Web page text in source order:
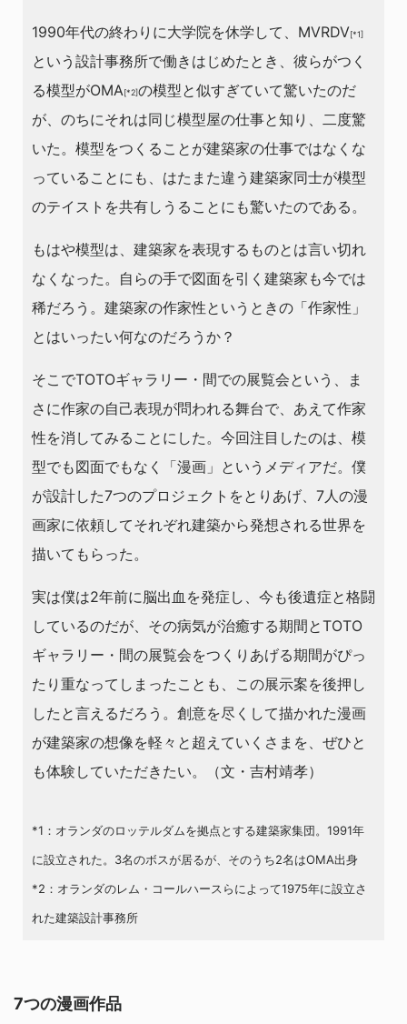
1990年代の終わりに大学院を休学して、MVRDV[*1]
という設計事務所で働きはじめたとき、彼らがつく
る模型がOMA[*2]の模型と似すぎていて驚いたのだ
が、のちにそれは同じ模型屋の仕事と知り、二度驚
いた。模型をつくることが建築家の仕事ではなくな
っていることにも、はたまた違う建築家同士が模型
のテイストを共有しうることにも驚いたのである。
もはや模型は、建築家を表現するものとは言い切れ
なくなった。自らの手で図面を引く建築家も今では
稀だろう。建築家の作家性というときの「作家性」
とはいったい何なのだろうか？
そこでTOTOギャラリー・間での展覧会という、ま
さに作家の自己表現が問われる舞台で、あえて作家
性を消してみることにした。今回注目したのは、模
型でも図面でもなく「漫画」というメディアだ。僕
が設計した7つのプロジェクトをとりあげ、7人の漫
画家に依頼してそれぞれ建築から発想される世界を
描いてもらった。
実は僕は2年前に脳出血を発症し、今も後遺症と格闘
しているのだが、その病気が治癒する期間とTOTO
ギャラリー・間の展覧会をつくりあげる期間がぴっ
たり重なってしまったことも、この展示案を後押し
したと言えるだろう。創意を尽くして描かれた漫画
が建築家の想像を軽々と超えていくさまを、ぜひと
も体験していただきたい。（文・吉村靖孝）
*1：オランダのロッテルダムを拠点とする建築家集団。1991年
に設立された。3名のボスが居るが、そのうち2名はOMA出身
*2：オランダのレム・コールハースらによって1975年に設立さ
れた建築設計事務所
7つの漫画作品